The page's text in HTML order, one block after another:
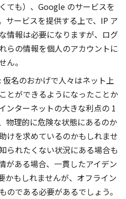
ても）、Google のサービスを
サービスを提供する上で、IP ア
情報は必要になりますが、ログ
らの情報を個人のアカウントに
ん。
: 仮名のおかげで人々はネット上
とができるようになったことか
ンターネットの大きな利点の 1
物理的に危険な状態にあるのか
けを求めているのかもしれませ
られたくない状況にある場合も
がある場合、一貫したアイデン
かもしれませんが、オフライン
のである必要があるでしょう。